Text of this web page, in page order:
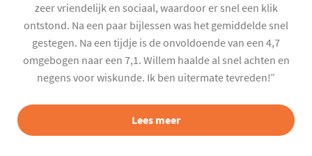
zeer vriendelijk en sociaal, waardoor er snel een klik
ontstond. Na een paar bijlessen was het gemiddelde snel
gestegen. Na een tijdje is de onvoldoende van een 4,7
omgebogen naar een 7,1. Willem haalde al snel achten en
negens voor wiskunde. Ik ben uitermate tevreden!”
Lees meer